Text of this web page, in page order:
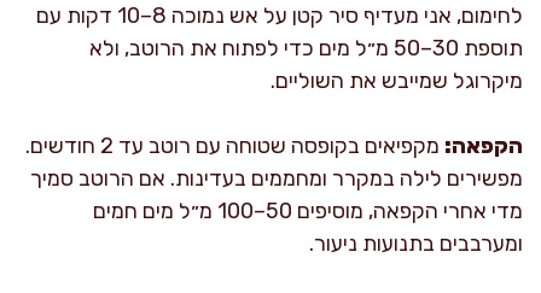
לחימום, אני מעדיף סיר קטן על אש נמוכה 8–10 דקות עם
תוספת 30–50 מ״ל מים כדי לפתוח את הרוטב, ולא
מיקרוגל שמייבש את השוליים.
הקפאה:
מקפיאים בקופסה שטוחה עם רוטב עד 2 חודשים.
מפשירים לילה במקרר ומחממים בעדינות. אם הרוטב סמיך
מדי אחרי הקפאה, מוסיפים 50–100 מ״ל מים חמים
ומערבבים בתנועות ניעור.